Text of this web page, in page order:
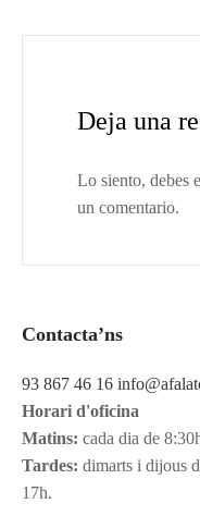
Deja una
Lo siento, debes
un comentario.
Contacta’ns
93 867 46 16
Horari d'oficina
Matins: cada dia de
Tardes: dimarts i dijous
17h.